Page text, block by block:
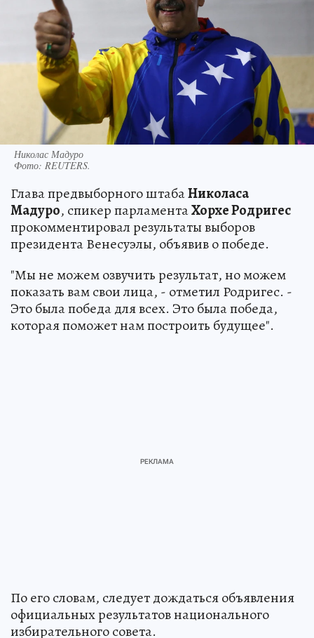
Николас Мадуро
Фото: REUTERS.
Глава предвыборного штабаНиколаса
Мадуро, спикер парламентаХорхе Родригес
прокомментировал результаты выборов
президента Венесуэлы, объявив о победе.
"Мы не можем озвучить результат, но можем
показать вам свои лица, - отметил Родригес. -
Это была победа для всех. Это была победа,
которая поможет нам построить будущее".
По его словам, следует дождаться объявления
официальных результатов национального
избирательного совета.